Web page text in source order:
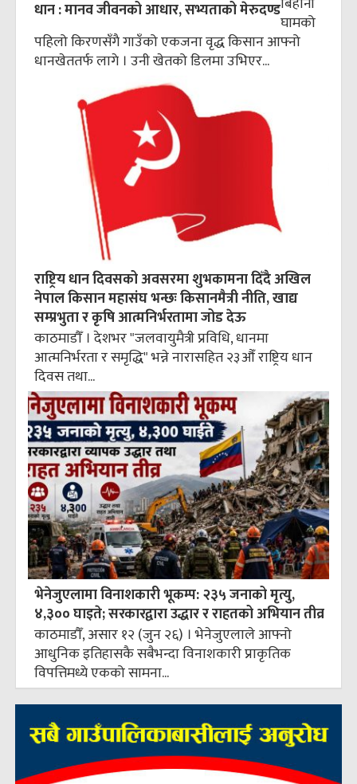
धान : मानव जीवनको आधार, सभ्यताको मेरुदण्ड
घामको
पहिलो किरणसँगै गाउँको एकजना वृद्ध किसान आफ्नो
धानखेततर्फ लागे । उनी खेतको डिलमा उभिएर...
राष्ट्रिय धान दिवसको अवसरमा शुभकामना दिँदै अखिल
नेपाल किसान महासंघ भन्छः किसानमैत्री नीति, खाद्य
सम्प्रभुता र कृषि आत्मनिर्भरतामा जोड देऊ
काठमाडौँ । देशभर "जलवायुमैत्री प्रविधि, धानमा
आत्मनिर्भरता र समृद्धि" भन्ने नारासहित २३औँ राष्ट्रिय धान
दिवस तथा...
भेनेजुएलामा विनाशकारी भूकम्प: २३५ जनाको मृत्यु,
४,३०० घाइते; सरकारद्वारा उद्धार र राहतको अभियान तीव्र
काठमाडौँ, असार १२ (जुन २६) । भेनेजुएलाले आफ्नो
आधुनिक इतिहासकै सबैभन्दा विनाशकारी प्राकृतिक
विपत्तिमध्ये एकको सामना...